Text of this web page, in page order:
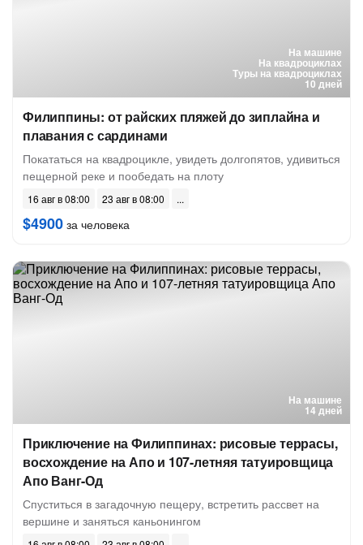
На машине
На квадроциклах
Туры на квадроциклах
10 дней
Филиппины: от райских пляжей до зиплайна и
плавания с сардинами
Покататься на квадроцикле, увидеть долгопятов, удивиться
пещерной реке и пообедать на плоту
16 авг в 08:00 23 авг в 08:00
$4900 за человека
На машине
14 дней
Приключение на Филиппинах: рисовые террасы,
восхождение на Апо и 107-летняя татуировщица
Апо Ванг-Од
Спуститься в загадочную пещеру, встретить рассвет на
вершине и заняться каньонингом